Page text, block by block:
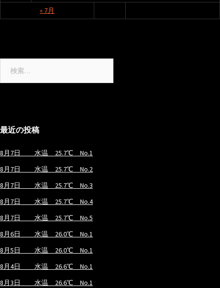
« 7月
最近の投稿
8月7日 水温 25.7℃ No.1
8月7日 水温 25.7℃ No.2
8月7日 水温 25.7℃ No.3
8月7日 水温 25.7℃ No.4
8月7日 水温 25.7℃ No.5
8月6日 水温 26.0℃ No.1
8月5日 水温 26.0℃ No.1
8月4日 水温 26.6℃ No.1
8月3日 水温 26.6℃ No.1